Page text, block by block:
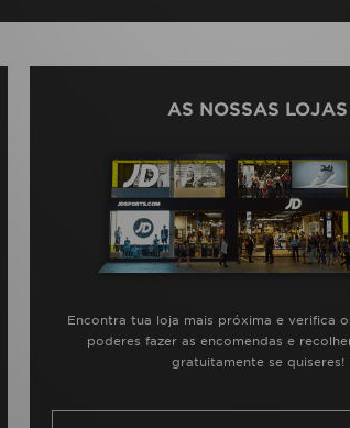
AS NOSSAS LOJAS
Encontra tua loja mais próxima e verifica
poderes fazer as encomendas e
gratuitamente se quiseres!